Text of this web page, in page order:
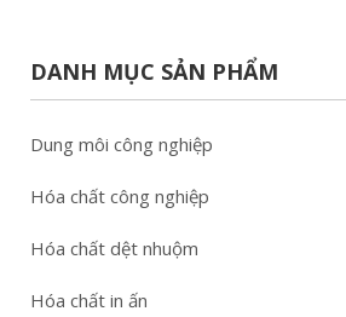
DANH MỤC SẢN PHẨM
Dung môi công nghiệp
Hóa chất công nghiệp
Hóa chất dệt nhuộm
Hóa chất in ấn